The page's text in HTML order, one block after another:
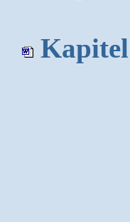
Kapitel